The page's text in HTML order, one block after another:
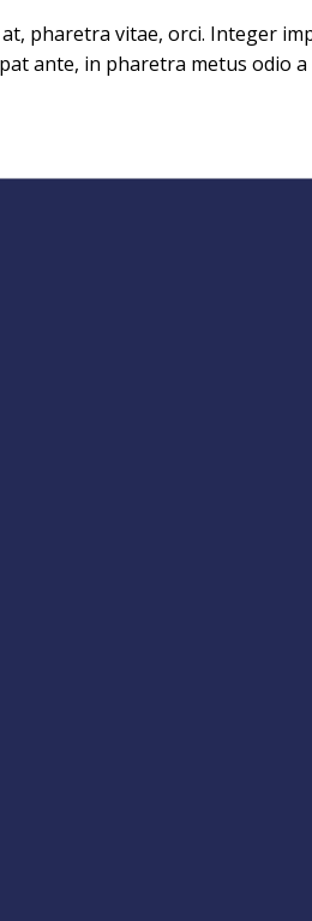
pharetra vitae, orci. Integer
ante, in pharetra metus odio